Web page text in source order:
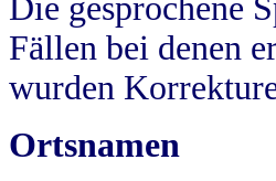
Die gesprochene
Fällen bei denen
wurden
Ortsnamen